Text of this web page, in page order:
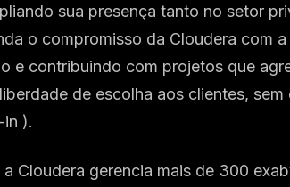
sua presença tanto no setor
o compromisso da Cloudera com
e contribuindo com projetos que
de escolha aos clientes,
).
a Cloudera gerencia mais de 300